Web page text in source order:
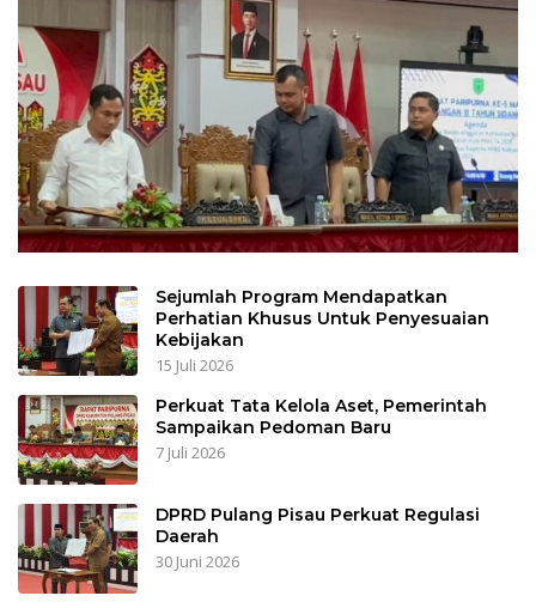
Sejumlah Program Mendapatkan
Perhatian Khusus Untuk Penyesuaian
Kebijakan
15 Juli 2026
Perkuat Tata Kelola Aset, Pemerintah
Sampaikan Pedoman Baru
7 Juli 2026
DPRD Pulang Pisau Perkuat Regulasi
Daerah
30 Juni 2026